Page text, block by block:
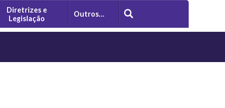
Diretrizes e
Legislação
Outros…